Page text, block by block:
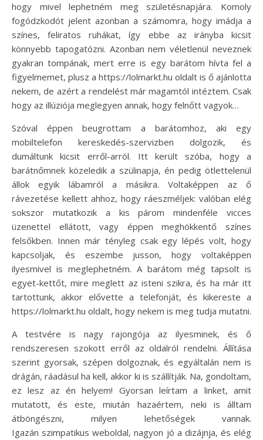
hogy mivel lephetném meg születésnapjára. Komoly
fogódzkodót jelent azonban a számomra, hogy imádja a
színes, feliratos ruhákat, így ebbe az irányba kicsit
könnyebb tapogatózni. Azonban nem véletlenül neveznek
gyakran tompának, mert erre is egy barátom hívta fel a
figyelmemet, plusz a https://lolmarkt.hu oldalt is ő ajánlotta
nekem, de azért a rendelést már magamtól intéztem. Csak
hogy az illúziója meglegyen annak, hogy felnőtt vagyok…
Szóval éppen beugrottam a barátomhoz, aki egy
mobiltelefon kereskedés-szervizben dolgozik, és
dumáltunk kicsit erről-arról. Itt került szóba, hogy a
barátnőmnek közeledik a szülinapja, én pedig ötlettelenül
állok egyik lábamról a másikra. Voltaképpen az ő
rávezetése kellett ahhoz, hogy ráeszméljek: valóban elég
sokszor mutatkozik a kis párom mindenféle vicces
üzenettel ellátott, vagy éppen meghökkentő színes
felsőkben. Innen már tényleg csak egy lépés volt, hogy
kapcsoljak, és eszembe jusson, hogy voltaképpen
ilyesmivel is meglephetném. A barátom még tapsolt is
egyet-kettőt, mire meglett az isteni szikra, és ha már itt
tartottunk, akkor elővette a telefonját, és kikereste a
https://lolmarkt.hu oldalt, hogy nekem is meg tudja mutatni.
A testvére is nagy rajongója az ilyesminek, és ő
rendszeresen szokott erről az oldalról rendelni. Állítása
szerint gyorsak, szépen dolgoznak, és egyáltalán nem is
drágán, ráadásul ha kell, akkor ki is szállítják. Na, gondoltam,
ez lesz az én helyem! Gyorsan leírtam a linket, amit
mutatott, és este, miután hazaértem, neki is álltam
átböngészni, milyen lehetőségek vannak.
Igazán szimpatikus weboldal, nagyon jó a dizájnja, és elég